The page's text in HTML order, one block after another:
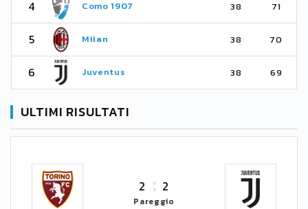
4 Como 1907 38 71
5 Milan 38 70
6 Juventus 38 69
ULTIMI RISULTATI
2 2
Pareggio